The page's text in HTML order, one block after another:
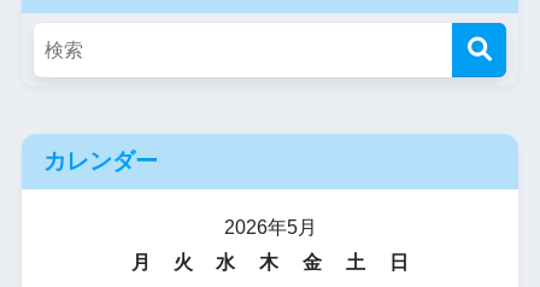
カレンダー
2026年5月
月
火 水 木 金 土
日